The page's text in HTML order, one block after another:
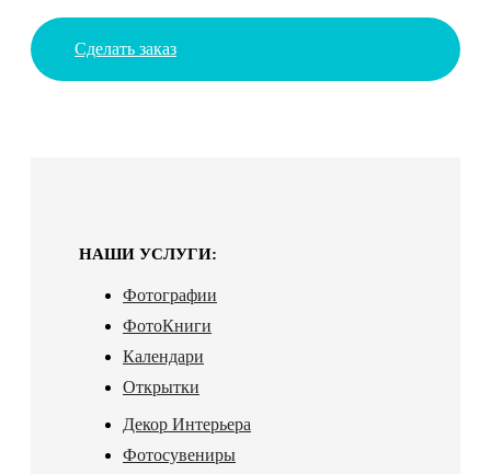
Сделать заказ
НАШИ УСЛУГИ:
Фотографии
ФотоКниги
Календари
Открытки
Декор Интерьера
Фотосувениры